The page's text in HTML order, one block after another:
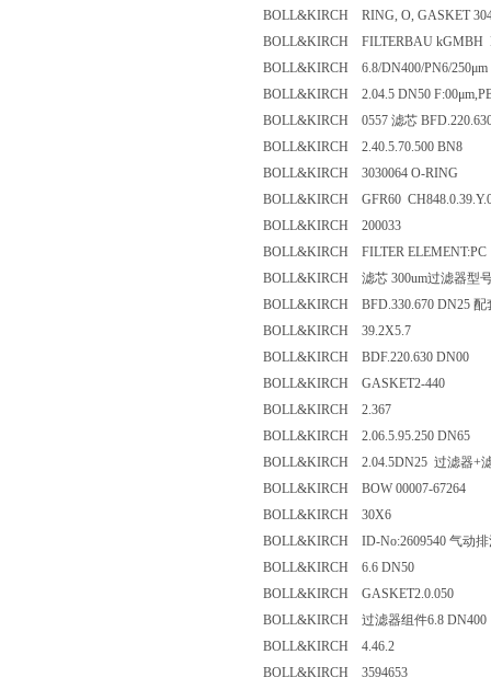
BOLL&KIRCH RING, O, GASKET
BOLL&KIRCH FILTERBAU
BOLL&KIRCH 6.8/DN400/PN6/
BOLL&KIRCH 2.04.5 DN50
BOLL&KIRCH 0557 滤芯
BOLL&KIRCH 2.40.5.70.500 BN8
BOLL&KIRCH 3030064 O-RING
BOLL&KIRCH GFR60
BOLL&KIRCH 200033
BOLL&KIRCH FILTER
BOLL&KIRCH 滤芯 300um过滤器
BOLL&KIRCH BFD.330.670
BOLL&KIRCH 39.2X5.7
BOLL&KIRCH BDF.220.630
BOLL&KIRCH GASKET2-440
BOLL&KIRCH 2.367
BOLL&KIRCH 2.06.5.95.250
BOLL&KIRCH 2.04.5DN25 过滤
BOLL&KIRCH BOW 00007-67264
BOLL&KIRCH 30X6
BOLL&KIRCH ID-No:2609540 气
BOLL&KIRCH 6.6 DN50
BOLL&KIRCH GASKET2.0.050
BOLL&KIRCH 过滤器组件6.8
BOLL&KIRCH 4.46.2
BOLL&KIRCH 3594653